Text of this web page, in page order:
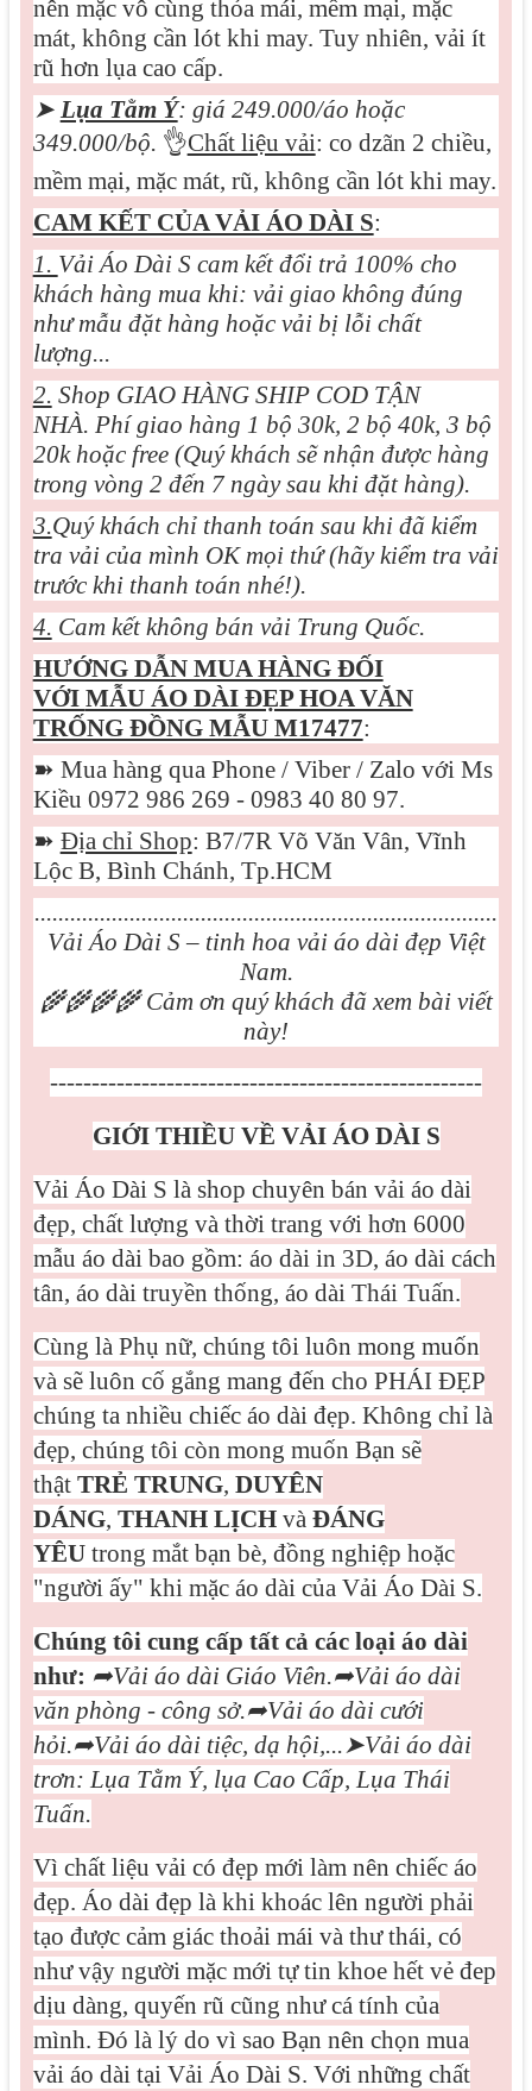
nên mặc vô cùng thỏa mái, mềm mại, mặc
mát, không cần lót khi may. Tuy nhiên, vải ít
rũ hơn lụa cao cấp.
➤ Lụa Tằm Ý: giá 249.000/áo hoặc
349.000/bộ. 👌Chất liệu vải: co dzãn 2 chiều,
mềm mại, mặc mát, rũ, không cần lót khi may.
CAM KẾT CỦA VẢI ÁO DÀI S:
1. Vải Áo Dài S cam kết đổi trả 100% cho
khách hàng mua khi: vải giao không đúng
như mẫu đặt hàng hoặc vải bị lỗi chất
lượng...
2. Shop GIAO HÀNG SHIP COD TẬN
NHÀ. Phí giao hàng 1 bộ 30k, 2 bộ 40k, 3 bộ
20k hoặc free (Quý khách sẽ nhận được hàng
trong vòng 2 đến 7 ngày sau khi đặt hàng).
3.Quý khách chỉ thanh toán sau khi đã kiểm
tra vải của mình OK mọi thứ (hãy kiểm tra vải
trước khi thanh toán nhé!).
4. Cam kết không bán vải Trung Quốc.
HƯỚNG DẪN MUA HÀNG ĐỐI
VỚI MẪU ÁO DÀI ĐẸP HOA VĂN
TRỐNG ĐỒNG MẪU M17477:
➽ Mua hàng qua Phone / Viber / Zalo với Ms
Kiều 0972 986 269 - 0983 40 80 97.
➽ Địa chỉ Shop: B7/7R Võ Văn Vân, Vĩnh
Lộc B, Bình Chánh, Tp.HCM
..............................................................................
Vải Áo Dài S – tinh hoa vải áo dài đẹp Việt
Nam.
🌾🌾🌾🌾Cảm ơn quý khách đã xem bài viết
này!
----------------------------------------------------
GIỚI THIỀU VỀ VẢI ÁO DÀI S
Vải Áo Dài S là shop chuyên bán vải áo dài
đẹp, chất lượng và thời trang với hơn 6000
mẫu áo dài bao gồm: áo dài in 3D, áo dài cách
tân, áo dài truyền thống, áo dài Thái Tuấn.
Cùng là Phụ nữ, chúng tôi luôn mong muốn
và sẽ luôn cố gắng mang đến cho PHÁI ĐẸP
chúng ta nhiều chiếc áo dài đẹp. Không chỉ là
đẹp, chúng tôi còn mong muốn Bạn sẽ
thật TRẺ TRUNG, DUYÊN
DÁNG, THANH LỊCHvà ĐÁNG
YÊUtrong mắt bạn bè, đồng nghiệp hoặc
"người ấy" khi mặc áo dài của Vải Áo Dài S.
Chúng tôi cung cấp tất cả các loại áo dài
như: ➦Vải áo dài Giáo Viên.➦Vải áo dài
văn phòng - công sở.➦Vải áo dài cưới
hỏi.➦Vải áo dài tiệc, dạ hội,...➤Vải áo dài
trơn: Lụa Tằm Ý, lụa Cao Cấp, Lụa Thái
Tuấn.
Vìchất liệu vải có đẹp mới làm nên chiếc áo
đẹp. Áo dài đẹp là khi khoác lên người phải
tạo được cảm giác thoải mái và thư thái, có
như vậy người mặc mới tự tin khoe hết vẻ đep
dịu dàng, quyến rũ cũng như cá tính của
mình. Đó là lý do vì sao Bạn nên chọn mua
vải áo dài tại Vải Áo Dài S. Với những chất